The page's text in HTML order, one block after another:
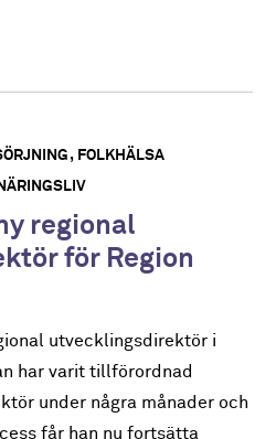
FOLKHÄLSA
NÄRINGSLIV
regional
för Region
utvecklingsdirektör i
har varit tillförordnad
under några månader och
får han nu fortsätta